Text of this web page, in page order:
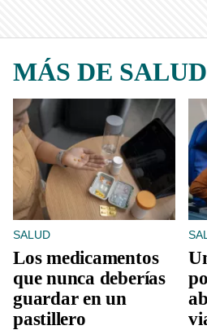
MÁS DE SALUD
SALUD
Los medicamentos
que nunca deberías
guardar en un
pastillero